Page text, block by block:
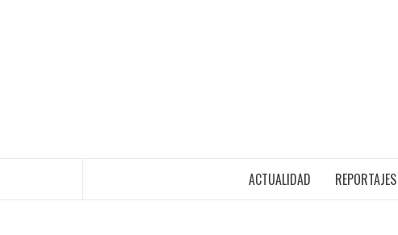
ACTUALIDAD REPORTAJES